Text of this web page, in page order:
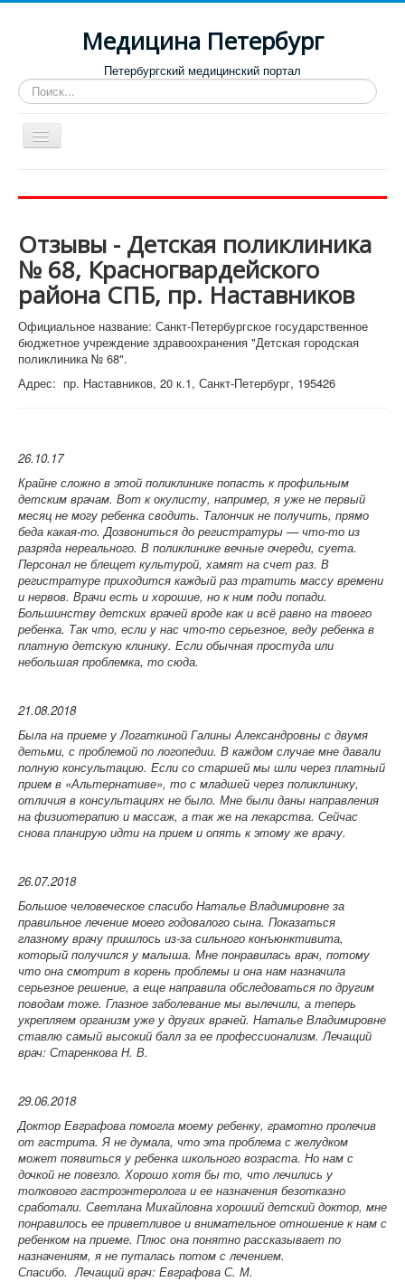
Медицина Петербург
Петербургский медицинский портал
Искать...
Toggle
Navigation
Роддома и женские консультации
Диспансеры
Лучшие клиники по направлениям
Отзывы о медицинских учреждениях
Отзывы - Детская поликлиника
№ 68, Красногвардейского
района СПБ, пр. Наставников
Официальное название: Санкт-Петербургское государственное
бюджетное учреждение здравоохранения "Детская городская
поликлиника № 68".
Адрес: пр. Наставников, 20 к.1, Санкт-Петербург, 195426
26.10.17
Крайне сложно в этой поликлинике попасть к профильным
детским врачам. Вот к окулисту, например, я уже не первый
месяц не могу ребенка сводить. Талончик не получить, прямо
беда какая-то. Дозвониться до регистратуры — что-то из
разряда нереального. В поликлинике вечные очереди, суета.
Персонал не блещет культурой, хамят на счет раз. В
регистратуре приходится каждый раз тратить массу времени
и нервов. Врачи есть и хорошие, но к ним поди попади.
Большинству детских врачей вроде как и всё равно на твоего
ребенка. Так что, если у нас что-то серьезное, веду ребенка в
платную детскую клинику. Если обычная простуда или
небольшая проблемка, то сюда.
21.08.2018
Была на приеме у Логаткиной Галины Александровны с двумя
детьми, с проблемой по логопедии. В каждом случае мне давали
полную консультацию. Если со старшей мы шли через платный
прием в «Альтернативе», то с младшей через поликлинику,
отличия в консультациях не было. Мне были даны направления
на физиотерапию и массаж, а так же на лекарства. Сейчас
снова планирую идти на прием и опять к этому же врачу.
26.07.2018
Большое человеческое спасибо Наталье Владимировне за
правильное лечение моего годовалого сына. Показаться
глазному врачу пришлось из-за сильного конъюнктивита,
который получился у малыша. Мне понравилась врач, потому
что она смотрит в корень проблемы и она нам назначила
серьезное решение, а еще направила обследоваться по другим
поводам тоже. Глазное заболевание мы вылечили, а теперь
укрепляем организм уже у других врачей. Наталье Владимировне
ставлю самый высокий балл за ее профессионализм.Лечащий
врач: Старенкова Н. В.
29.06.2018
Доктор Евграфова помогла моему ребенку, грамотно пролечив
от гастрита. Я не думала, что эта проблема с желудком
может появиться у ребенка школьного возраста. Но нам с
дочкой не повезло. Хорошо хотя бы то, что лечились у
толкового гастроэнтеролога и ее назначения безотказно
сработали. Светлана Михайловна хороший детский доктор, мне
понравилось ее приветливое и внимательное отношение к нам с
ребенком на приеме. Плюс она понятно рассказывает по
назначениям, я не путалась потом с лечением.
Спасибо.Лечащий врач: Евграфова С. М.